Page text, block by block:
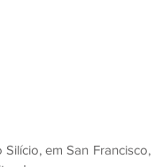
em San Francisco,